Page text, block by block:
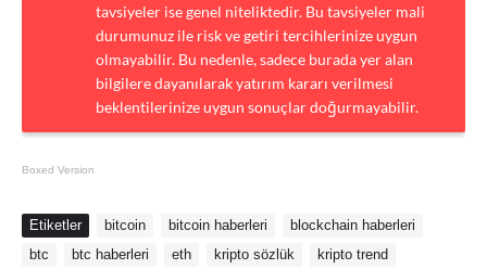
tavsiyeler ise genel niteliktedir. Bu tavsiyeler mali
durumunuz ile risk ve getiri tercihlerinize uygun
olmayabilir. Bu nedenle, sadece burada yer alan
bilgilere dayanılarak yatırım kararı verilmesi
beklentilerinize uygun sonuçlar doğurmayabilir.
Boxed Version
Etiketler bitcoin bitcoin haberleri
blockchain haberleri
btc
btc haberleri eth kripto sözlük kripto trend